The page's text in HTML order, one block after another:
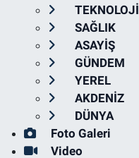
TEKNOLOJİ
SAĞLIK
ASAYİŞ
GÜNDEM
YEREL
AKDENİZ
DÜNYA
Foto Galeri
Video